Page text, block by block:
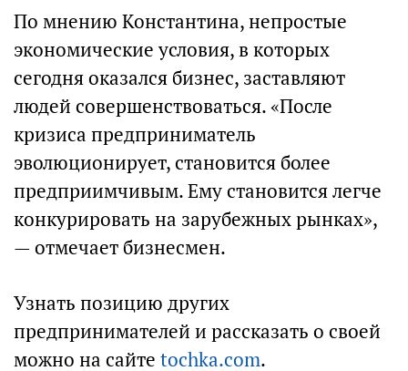
По мнению Константина, непростые
экономические условия, в которых
сегодня оказался бизнес, заставляют
людей совершенствоваться. «После
кризиса предприниматель
эволюционирует, становится более
предприимчивым. Ему становится легче
конкурировать на зарубежных рынках»,
— отмечает бизнесмен.
Узнать позицию других
предпринимателей и рассказать о своей
можно на сайте tochka.com.